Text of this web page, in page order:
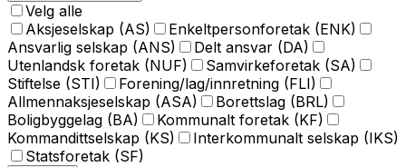
Velg alle
Aksjeselskap (AS)
Enkeltpersonforetak (ENK)
Ansvarlig selskap (ANS)
Delt ansvar (DA)
Utenlandsk foretak (NUF)
Samvirkeforetak (SA)
Stiftelse (STI)
Forening/lag/innretning (FLI)
Allmennaksjeselskap (ASA)
Borettslag (BRL)
Boligbyggelag (BA)
Kommunalt foretak (KF)
Kommandittselskap (KS)
Interkommunalt selskap (IKS)
Statsforetak (SF)